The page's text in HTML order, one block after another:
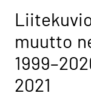
muutto
2021